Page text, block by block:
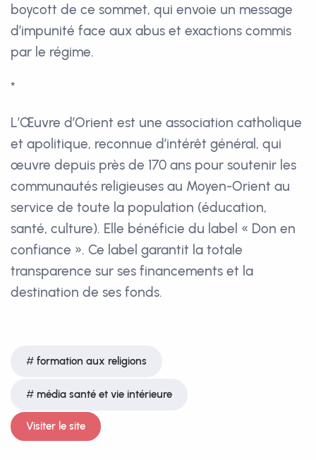
boycott de ce sommet, qui envoie un message
d’impunité face aux abus et exactions commis
par le régime.
*
L’Œuvre d’Orient est une association catholique
et apolitique, reconnue d’intérêt général, qui
œuvre depuis près de 170 ans pour soutenir les
communautés religieuses au Moyen-Orient au
service de toute la population (éducation,
santé, culture). Elle bénéficie du label « Don en
confiance ». Ce label garantit la totale
transparence sur ses financements et la
destination de ses fonds.
formation aux religions
média santé et vie intérieure
Visiter le site